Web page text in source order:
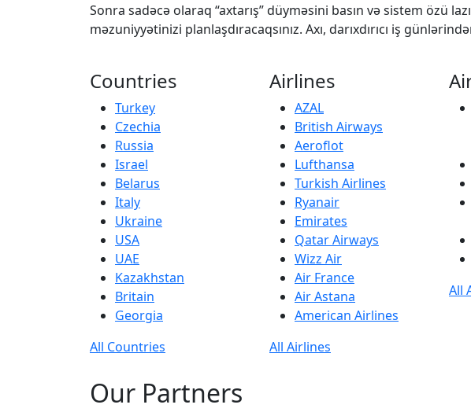
Sonra sadəcə olaraq “axtarış” düyməsini basın və sistem özü
məzuniyyətinizi planlaşdıracaqsınız. Axı, darıxdırıcı iş
Countries
Turkey
Czechia
Russia
Israel
Belarus
Italy
Ukraine
USA
UAE
Kazakhstan
Britain
Georgia
All Countries
Airlines
AZAL
British Airways
Aeroflot
Lufthansa
Turkish Airlines
Ryanair
Emirates
Qatar Airways
Wizz Air
Air France
Air Astana
American Airlines
All Airlines
All
Our Partners